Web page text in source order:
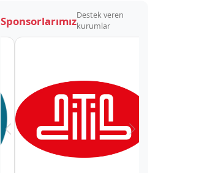
SponsorlarımızDestek veren
kurumlar
Önceki Sonraki